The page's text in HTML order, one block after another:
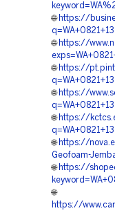
🌐 https://
🌐 https://
🌐 https://
🌐 https://
🌐 https://
🌐 https://
Geofoam-
🌐 https://
🌐
https://